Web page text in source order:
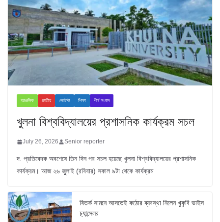
আঞ্চলিক জাতীয় লেটেস্ট শিক্ষা শীর্ষ সংবাদ
খুলনা বিশ্ববিদ্যালয়ের প্রশাসনিক কার্যক্রম সচল
July 26, 2026 Senior reporter
দ. প্রতিবেদক অবশেষে তিন দিন পর সচল হয়েছে খুলনা বিশ্ববিদ্যালয়ের প্রশাসনিক
কার্যক্রম। আজ ২৬ জুুলাই (রবিবার) সকাল ৯টা থেকে কার্যক্রম
বিতর্ক সামনে আসতেই কঠোর ব্যবস্থা নিলেন খুকৃবি ভাইস
চ্যান্সেলর